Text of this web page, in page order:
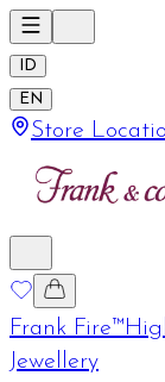
ID
EN
Store
Frank Fire™
Jewellery